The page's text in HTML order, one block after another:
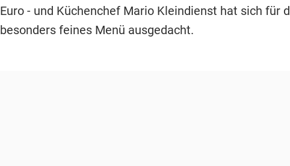
Euro - und Küchenchef Mario Kleindienst hat sich für
besonders feines Menü ausgedacht.